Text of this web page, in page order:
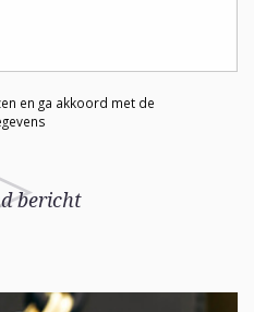
en ga akkoord met de